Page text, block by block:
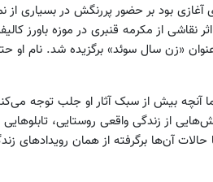
برگزار شد و این نقطه‌ی آغازی بود بر حضور پررنگش در
انفرادی و گروهی دیگر. در سال ۱۳۹۱ نمایشگاهی شامل ۳۵ اثر نقاشی از مکرمه قنبری در
و به‌عنوان «زن سال سوئد» برگزیده شد. نام
بیش از سبک آثار او جلب توجه
از زندگی واقعی روستایی،
حالات آن‌ها برگرفته از همان رویدادهای